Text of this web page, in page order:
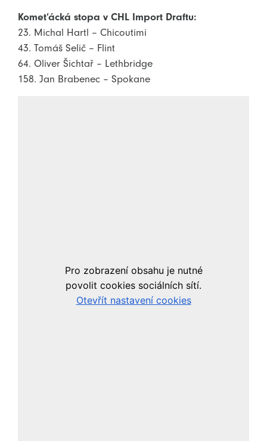
Komeťácká stopa v CHL Import Draftu:
23. Michal Hartl – Chicoutimi
43. Tomáš Selič – Flint
64. Oliver Šichtař – Lethbridge
158. Jan Brabenec – Spokane